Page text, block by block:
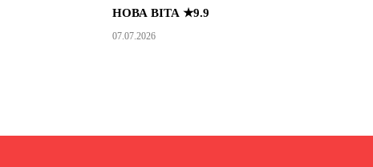
НОВА ВІТА ★9.9
07.07.2026